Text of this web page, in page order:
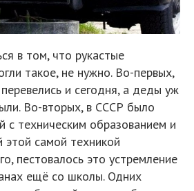
в том, что рукастые
такое, не нужно. Во-первых,
и сегодня, а деды уж
Во-вторых, в СССР было
с техническим образованием и
самой техникой
пестовалось это устремление
ещё со школы. Одних